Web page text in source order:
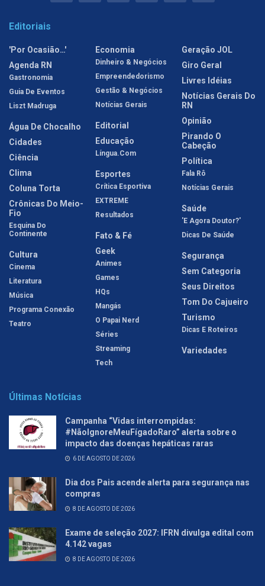
Editoriais
'Por Ocasião…'
Agenda RN
Gastronomia
Guia De Eventos
Liszt Madruga
Água De Chocalho
Cidades
Ciência
Clima
Coluna Torta
Crônicas Do Meio-
Fio
Esquina Do
Continente
Cultura
Cinema
Literatura
Música
Programa Conexão
Teatro
Economia
Dinheiro & Negócios
Empreendedorismo
Gestão & Negócios
Notícias Gerais
Editorial
Educação
Língua.com
Esportes
Crítica Esportiva
EXTREME
Resultados
Fato & Fé
Geek
Animes
Games
HQs
Mangás
O Papai Nerd
Séries
Streaming
Tech
Geração JOL
Giro Geral
Livres Idéias
Notícias Gerais Do
RN
Opinião
Pirando O
Cabeção
Política
Fala Rô
Notícias Gerais
Saúde
'E Agora Doutor?'
Dicas De Saúde
Segurança
Sem Categoria
Seus Direitos
Tom Do Cajueiro
Turismo
Dicas E Roteiros
Variedades
Últimas Notícias
Campanha “Vidas interrompidas:
#NãoIgnoreMeuFígadoRaro” alerta sobre o
impacto das doenças hepáticas raras
6 DE AGOSTO DE 2026
Dia dos Pais acende alerta para segurança nas
compras
8 DE AGOSTO DE 2026
Exame de seleção 2027: IFRN divulga edital com
4.142 vagas
8 DE AGOSTO DE 2026